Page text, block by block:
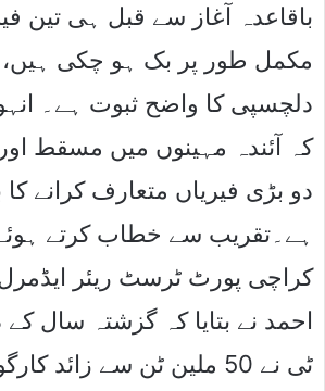
باقاعدہ آغاز سے قبل ہی تین
مکمل طور پر بک ہو چکی
دلچسپی کا واضح ثبوت ہے۔
کہ آئندہ مہینوں میں مسقط
دو بڑی فیریاں متعارف کرانے کا
ہے۔تقریب سے خطاب کرتے
کراچی پورٹ ٹرسٹ ریئر
احمد نے بتایا کہ گزشتہ سال